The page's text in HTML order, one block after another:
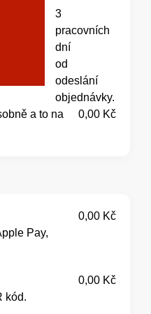
3
pracovních
dní
od
odeslání
objednávky.
a to na
0,00 Kč
Pay,
0,00 Kč
kód.
0,00 Kč